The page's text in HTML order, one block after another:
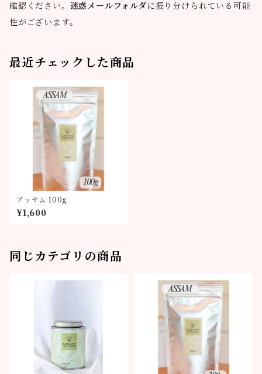
確認ください。 迷惑メールフォルダに振り分けられている可能
性がございます。
最近チェックした商品
アッサム 100g
¥1,600
同じカテゴリの商品